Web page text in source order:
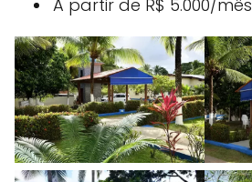
A partir de R$ 5.000/mês